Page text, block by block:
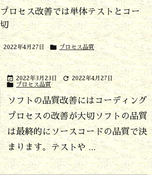
ロセス改善では単体テストとコー
2022年4月27日  プロセス品質
 2022年3月23日  2022年4月27日
 プロセス品質
ソフトの品質改善にはコーディング
プロセスの改善が大切 ソフトの品質
は最終的にソースコードの品質で決
まります。テストや ...